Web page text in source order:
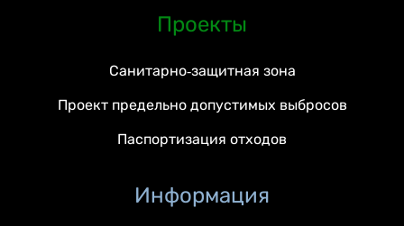
Проекты
Санитарно-защитная зона
Проект предельно допустимых выбросов
Паспортизация отходов
Информация